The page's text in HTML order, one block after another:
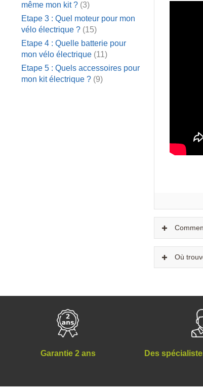
Où
même mon kit ? (3)
Etape 3 : Quel moteur pour mon
vélo électrique ? (15)
Etape 4 : Quelle batterie pour
mon vélo électrique (11)
Etape 5 : Quels accessoires pour
mon kit électrique ? (9)
Garantie 2 ans Des